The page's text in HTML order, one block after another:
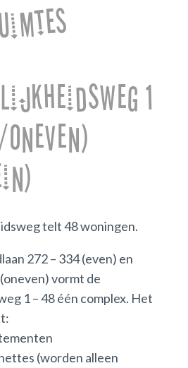
1
telt 48 woningen.
272 – 334 (even) en
vormt de
1 – 48 één complex. Het
(worden alleen